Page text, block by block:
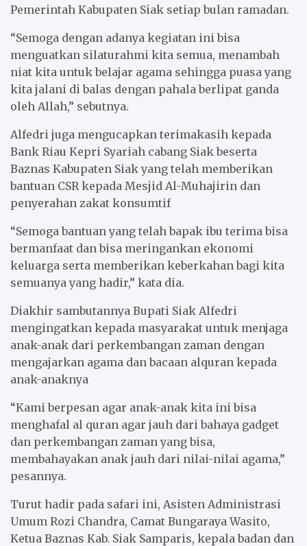
Pemerintah Kabupaten Siak setiap bulan ramadan.
“Semoga dengan adanya kegiatan ini bisa
menguatkan silaturahmi kita semua, menambah
niat kita untuk belajar agama sehingga puasa yang
kita jalani di balas dengan pahala berlipat ganda
oleh Allah,” sebutnya.
Alfedri juga mengucapkan terimakasih kepada
Bank Riau Kepri Syariah cabang Siak beserta
Baznas Kabupaten Siak yang telah memberikan
bantuan CSR kepada Mesjid Al-Muhajirin dan
penyerahan zakat konsumtif
“Semoga bantuan yang telah bapak ibu terima bisa
bermanfaat dan bisa meringankan ekonomi
keluarga serta memberikan keberkahan bagi kita
semuanya yang hadir,” kata dia.
Diakhir sambutannya Bupati Siak Alfedri
mengingatkan kepada masyarakat untuk menjaga
anak-anak dari perkembangan zaman dengan
mengajarkan agama dan bacaan alquran kepada
anak-anaknya
“Kami berpesan agar anak-anak kita ini bisa
menghafal al quran agar jauh dari bahaya gadget
dan perkembangan zaman yang bisa,
membahayakan anak jauh dari nilai-nilai agama,”
pesannya.
Turut hadir pada safari ini, Asisten Administrasi
Umum Rozi Chandra, Camat Bungaraya Wasito,
Ketua Baznas Kab. Siak Samparis, kepala badan dan